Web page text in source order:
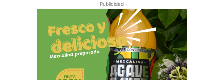
- Publicidad -